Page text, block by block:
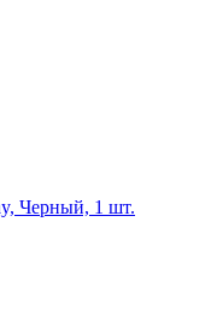
Черный, 1 шт.